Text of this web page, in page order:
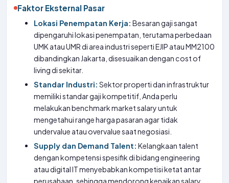
Faktor Eksternal Pasar
Lokasi Penempatan Kerja: Besaran gaji sangat
dipengaruhi lokasi penempatan, terutama perbedaan
UMK atau UMR di area industri seperti EJIP atau MM2100
dibandingkan Jakarta, disesuaikan dengan cost of
living di sekitar.
Standar Industri: Sektor properti dan infrastruktur
memiliki standar gaji kompetitif, Anda perlu
melakukan benchmark market salary untuk
mengetahui range harga pasaran agar tidak
undervalue atau overvalue saat negosiasi.
Supply dan Demand Talent: Kelangkaan talent
dengan kompetensi spesifik di bidang engineering
atau digital IT menyebabkan kompetisi ketat antar
perusahaan, sehingga mendorong kenaikan salary